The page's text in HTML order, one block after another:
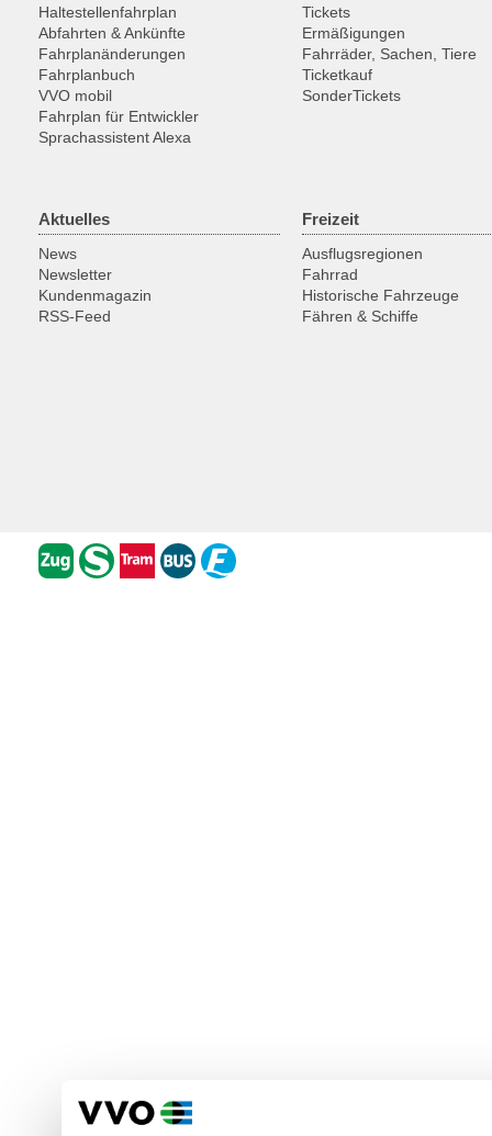
Haltestellenfahrplan
Abfahrten & Ankünfte
Fahrplanänderungen
Fahrplanbuch
VVO mobil
Fahrplan für Entwickler
Sprachassistent Alexa
Tickets
Ermäßigungen
Fahrräder, Sachen, Tiere
Ticketkauf
SonderTickets
Aktuelles
News
Newsletter
Kundenmagazin
RSS-Feed
Freizeit
Ausflugsregionen
Fahrrad
Historische Fahrzeuge
Fähren & Schiffe